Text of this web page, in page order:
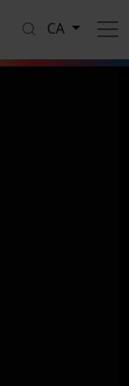
CA